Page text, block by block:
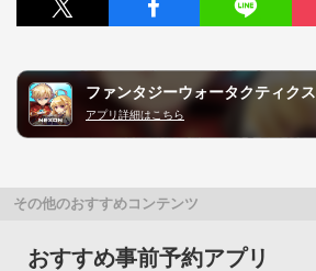
ファンタジーウォータクティクス
アプリ詳細はこちら
その他のおすすめコンテンツ
おすすめ事前予約アプリ